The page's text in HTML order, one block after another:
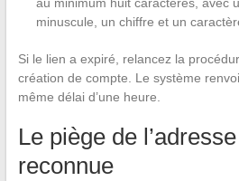
minuscule, un chiffre et un
Si le lien a expiré, relancez la
création de compte. Le système
même délai d’une heure.
Le piège de
reconnue